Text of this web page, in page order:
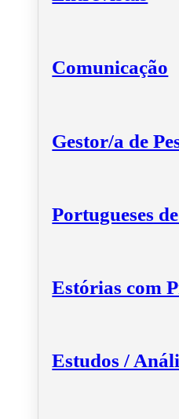
Comunicação
Gestor/a de
Portugueses
Estórias com
Estudos /